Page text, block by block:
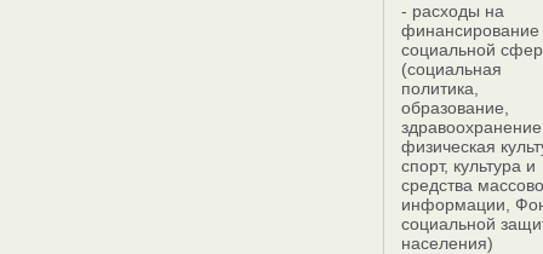
- расходы на
финансирование
социальной
(социальная
политика,
образование,
физическая
спорт, культура и
средства
информации,
социальной
населения)